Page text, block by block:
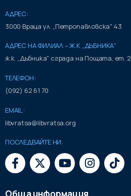
АДРЕС:
3000 Враца ул. „Петропавловска" 43
АДРЕС НА ФИЛИАЛ – Ж.К „ДЪБНИКА"
ж.к. „Дъбника" сграда на Пощата, ет. 2
ТЕЛЕФОН:
(092) 62 61 70
EMAIL:
libvratsa@libvratsa.org
ПОСЛЕДВАЙТЕ НИ: